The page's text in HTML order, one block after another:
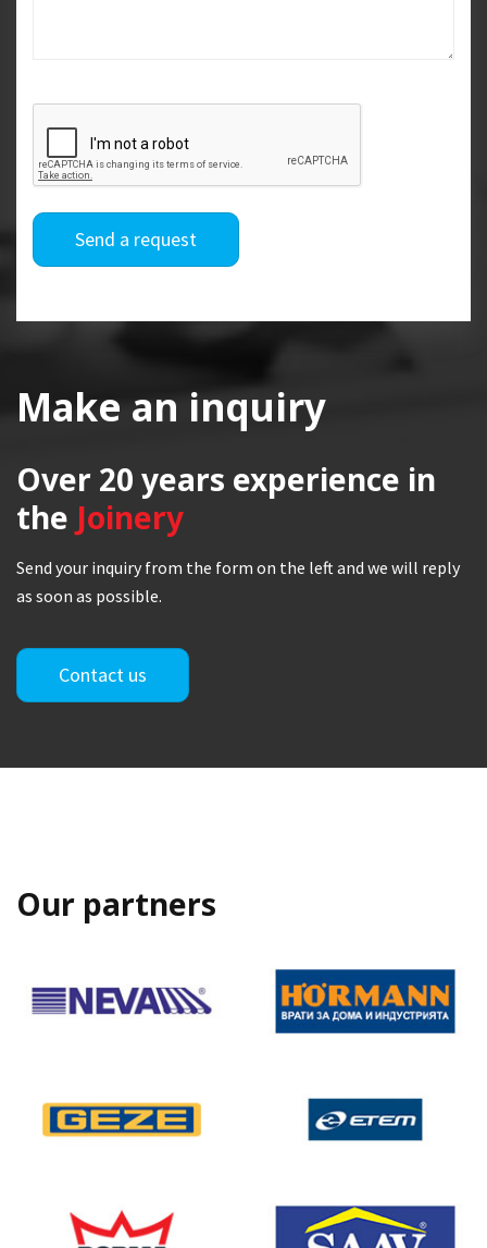
Send a request
Make an inquiry
Over 20 years experience in
the Joinery
Send your inquiry from the form on the left and we will reply
as soon as possible.
Contact us
Our partners